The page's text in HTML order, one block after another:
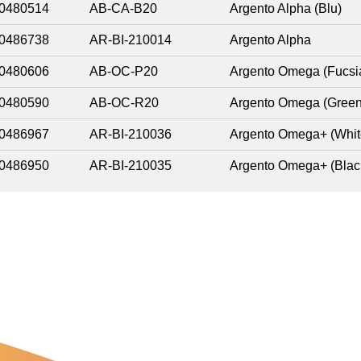
AB-CA-B20 Argento Alpha (Blu)
AR-BI-210014 Argento Alpha
AB-OC-P20 Argento Omega
AB-OC-R20 Argento Omega
AR-BI-210036 Argento Omega+
AR-BI-210035 Argento Omega+